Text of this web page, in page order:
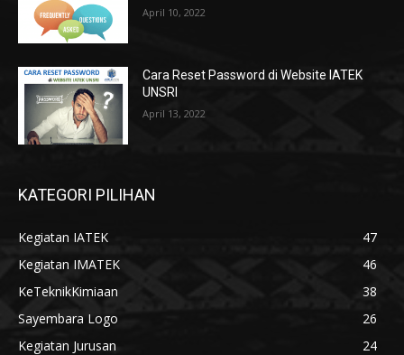
April 10, 2022
Cara Reset Password di Website IATEK
UNSRI
April 13, 2022
KATEGORI PILIHAN
Kegiatan IATEK
47
Kegiatan IMATEK
46
KeTeknikKimiaan
38
Sayembara Logo
26
Kegiatan Jurusan
24